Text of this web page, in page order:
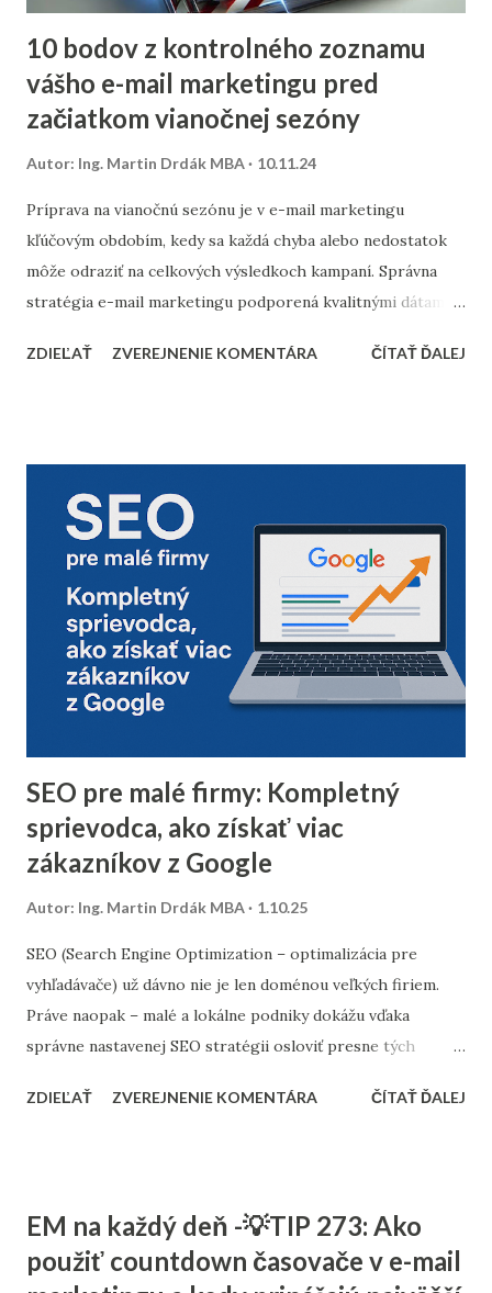
10 bodov z kontrolného zoznamu
vášho e-mail marketingu pred
začiatkom vianočnej sezóny
Autor: Ing. Martin Drdák MBA 10.11.24
Príprava na vianočnú sezónu je v e-mail marketingu
kľúčovým obdobím, kedy sa každá chyba alebo nedostatok
môže odraziť na celkových výsledkoch kampaní. Správna
stratégia e-mail marketingu podporená kvalitnými dátami a
priniesť nárast predajov aj vysokú spokojnosť zákazníkov.
Odfiltrovanie neaktívnych používateľov, starých alebo
neoverených e-mailov vám pomôže zvýšiť mieru
doručiteľnosti a znížiť riziko, že vaše e-maily skončia v
spam priečinku. Zamerajte sa najmä na tých príjemcov, ktorí
dlhodobo neotvárali e-maily – zvážte, či má zmysel ich
osloviť špeciálnou reaktivačnou kampaňou, alebo ich radšej
úplne odstrániť z databázy. 2. Segmentácia kontaktov podľa
minuloročnej v...
ZDIEĽAŤ ZVEREJNENIE KOMENTÁRA ČÍTAŤ ĎALEJ
SEO pre malé firmy: Kompletný
sprievodca, ako získať viac
zákazníkov z Google
Autor: Ing. Martin Drdák MBA 1.10.25
SEO (Search Engine Optimization – optimalizácia pre
vyhľadávače) už dávno nie je len doménou veľkých firiem.
Práve naopak – malé a lokálne podniky dokážu vďaka
správne nastavenej SEO stratégii osloviť presne tých
ako nastaviť SEO tak, aby fungovalo aj pri menšom
osloviť zákazníkov z celého Slovenska alebo len z vášho
mesta? Výskum kľúčových slov – zistite, čo ľudia hľadajú.
ZDIEĽAŤ ZVEREJNENIE KOMENTÁRA ČÍTAŤ ĎALEJ
EM na každý deň -💡TIP 273: Ako
použiť countdown časovače v e-mail